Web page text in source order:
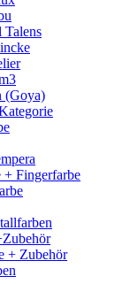
Talens
(Goya)
+ Fingerfarbe
+ Zubehör